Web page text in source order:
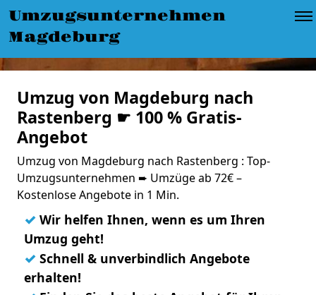
Umzugsunternehmen
Magdeburg
Umzug von Magdeburg nach
Rastenberg ☛ 100 % Gratis-
Angebot
Umzug von Magdeburg nach Rastenberg : Top-
Umzugsunternehmen ➨ Umzüge ab 72€ –
Kostenlose Angebote in 1 Min.
✓ Wir helfen Ihnen, wenn es um Ihren
Umzug geht!
✓ Schnell & unverbindlich Angebote
erhalten!